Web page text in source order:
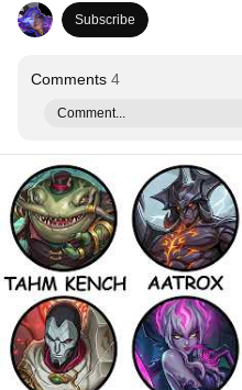
Subscribe
Comments 4
Comment...